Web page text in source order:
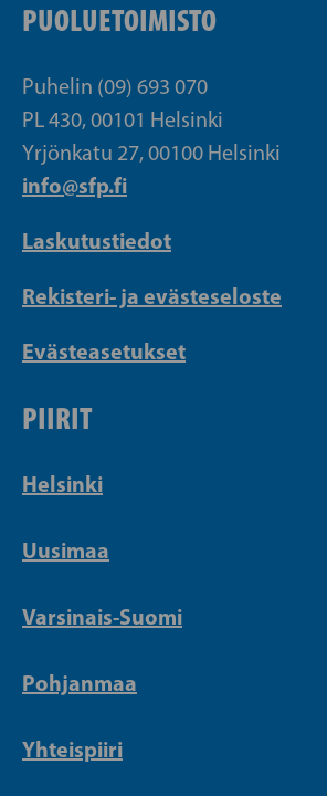
PUOLUETOIMISTO
Puhelin (09) 693 070
PL 430, 00101 Helsinki
Yrjönkatu 27, 00100 Helsinki
info@sfp.fi
Laskutustiedot
Rekisteri- ja evästeseloste
Evästeasetukset
PIIRIT
Helsinki
Uusimaa
Varsinais-Suomi
Pohjanmaa
Yhteispiiri